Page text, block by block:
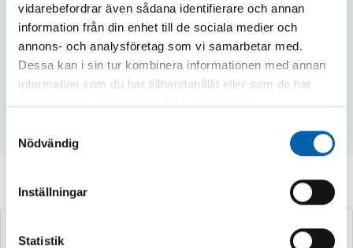
vidarebefordrar även sådana identifierare och annan
information från din enhet till de sociala medier och
annons- och analysföretag som vi samarbetar med.
Dessa kan i sin tur kombinera informationen med annan
information som du har tillhandahållit eller som de har
Nödvändig
Inställningar
Statistik
- strömkälla 1 x 102540 1200 mAh uppladdningsbart Li-ion
- batteritid 2-2,5 h